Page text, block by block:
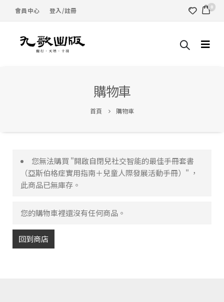
會員中心 登入/註冊 0
購物車
首頁 購物車
您無法購買 "開啟自閉兒社交智能的最佳手冊套書
（亞斯伯格症實用指南＋兒童人際發展活動手冊）" ，
此商品已無庫存。
您的購物車裡還沒有任何商品。
回到商店